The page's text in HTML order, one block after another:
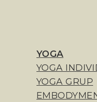
YOGA
YOGA
YOGA GRUP